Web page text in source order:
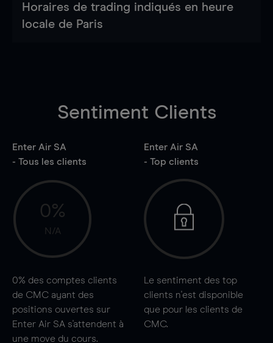
Horaires de trading indiqués en heure
locale de Paris
Sentiment Clients
Enter Air SA
- Tous les clients
0%
N/A
0% des comptes clients
de CMC ayant des
positions ouvertes sur
Enter Air SA s'attendent à
une move du cours.
Enter Air SA
- Top clients
Le sentiment des top
clients n'est disponible
que pour les clients de
CMC.